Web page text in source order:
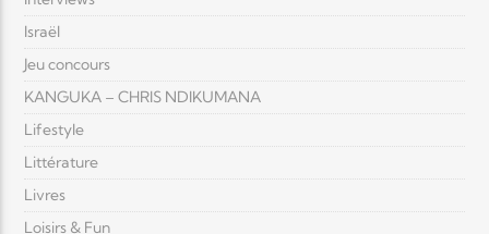
Israël
Jeu concours
KANGUKA – CHRIS NDIKUMANA
Lifestyle
Littérature
Livres
Loisirs & Fun